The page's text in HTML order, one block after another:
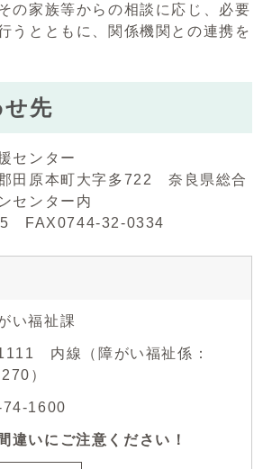
の家族等からの相談に応じ、必要
うとともに、関係機関との連携を
せ先
センター
田原本町大字多722 奈良県総合
センター内
FAX0744-32-0334
い福祉課
内線（障がい福祉係：
）
74-1600
違いにご注意ください！